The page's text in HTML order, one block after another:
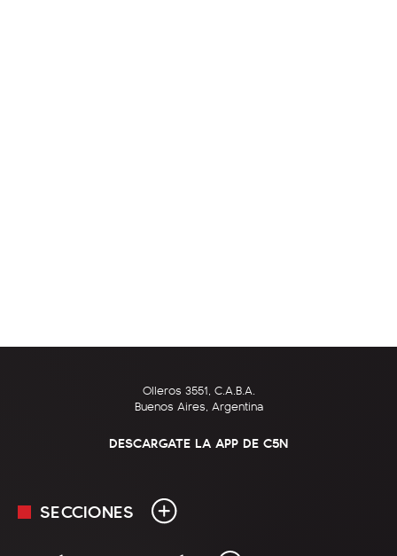
Olleros 3551, C.A.B.A.
Buenos Aires, Argentina
DESCARGATE LA APP DE C5N
SECCIONES